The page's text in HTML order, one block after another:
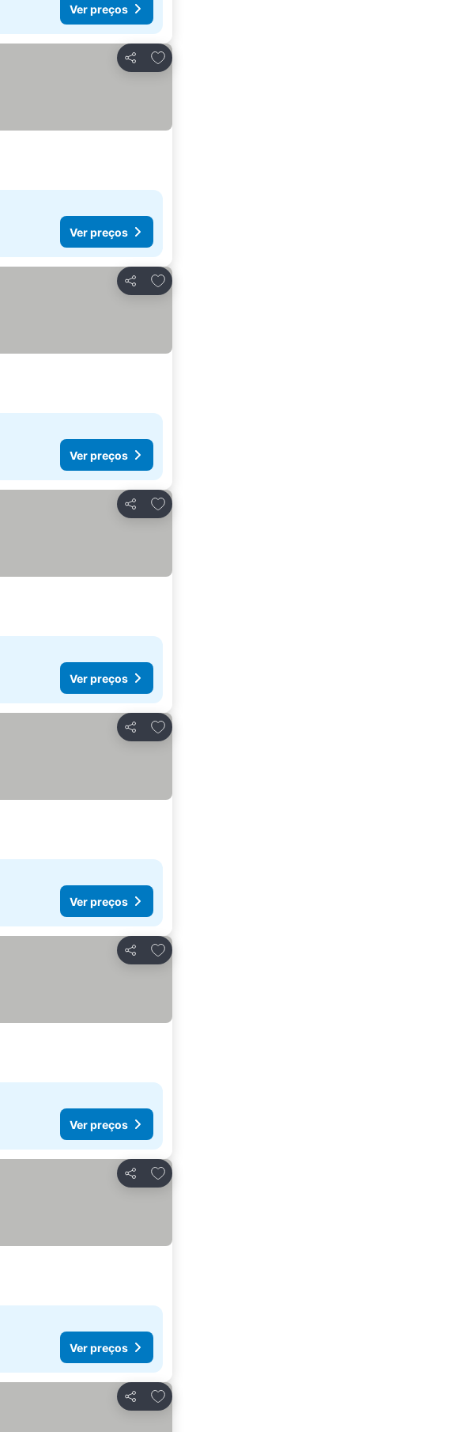
Ver preços
Partilhar
Adicionar aos favoritos
Ver preços
Partilhar
Adicionar aos favoritos
Ver preços
Partilhar
Adicionar aos favoritos
Ver preços
Partilhar
Adicionar aos favoritos
Ver preços
Partilhar
Adicionar aos favoritos
Ver preços
Partilhar
Adicionar aos favoritos
Ver preços
Partilhar
Adicionar aos favoritos